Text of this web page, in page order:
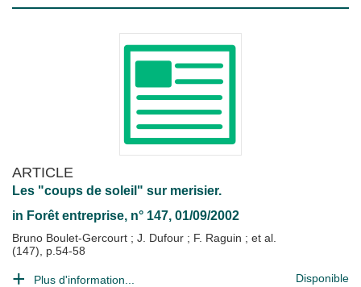
ARTICLE
Les "coups de soleil" sur merisier.
in Forêt entreprise, n° 147, 01/09/2002
Bruno Boulet-Gercourt ; J. Dufour ; F. Raguin ; et al.
(147), p.54-58
Plus d'information... Disponible